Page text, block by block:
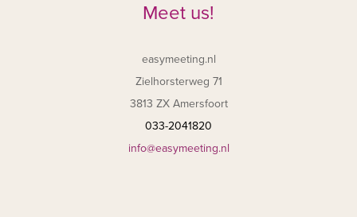
Meet us!
easymeeting.nl
Zielhorsterweg 71
3813 ZX Amersfoort
033-2041820
info@easymeeting.nl